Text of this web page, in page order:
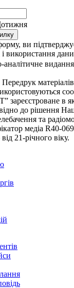
ви
використання
аналітичне видання
Передрук
в
до рішення
та
медіа R40-
21-річного віку.